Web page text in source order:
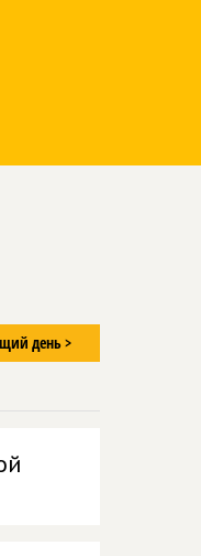
день >